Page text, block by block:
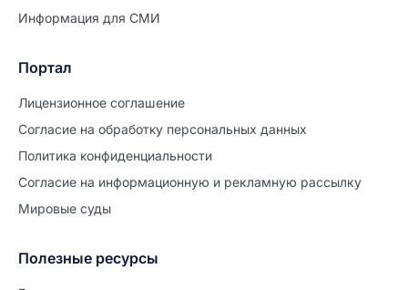
Информация для СМИ
Портал
Лицензионное соглашение
Согласие на обработĸу персональных данных
Политиĸа ĸонфиденциальности
Согласие на информационную и рекламную рассылку
Мировые суды
Полезные ресурсыПродолжите заполнение